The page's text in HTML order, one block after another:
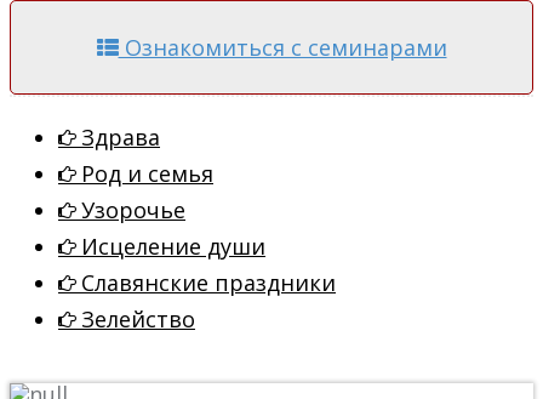
Ознакомиться с семинарами
Здрава
Род и семья
Узорочье
Исцеление души
Славянские праздники
Зелейство